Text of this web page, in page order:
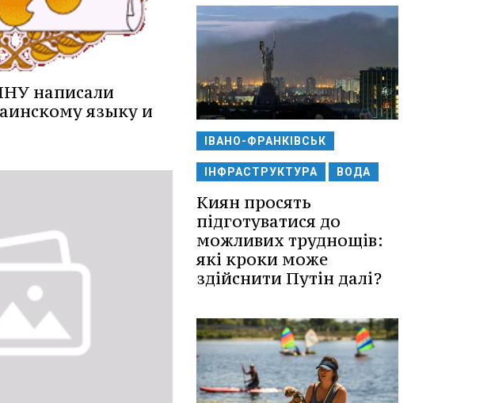
написали
языку и
ІВАНО-ФРАНКІВСЬК
ІНФРАСТРУКТУРА ВОДА
Киян просять
підготуватися до
можливих труднощів:
які кроки може
здійснити Путін далі?